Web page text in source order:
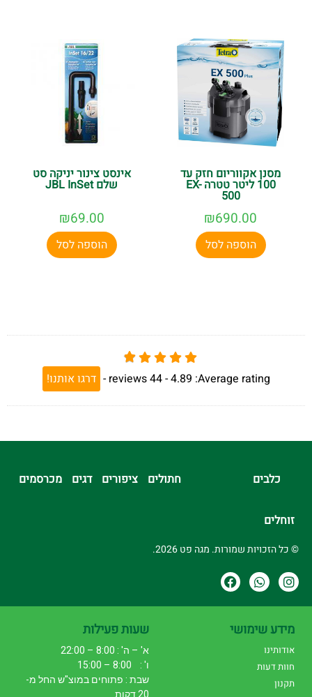
מסנן אקווריום חזק עד
100 ליטר טטרה EX-
500
₪690.00
הוספה לסל
אינסט צינור יניקה סט
שלם JBL InSet
₪69.00
הוספה לסל
Average rating:
4.89 -
44
reviews
- דרגו אותנו!
כלבים חתולים ציפורים דגים מכרסמים
זוחלים
© כל הזכויות שמורות. מגה פט 2026.
מידע שימושי
אודותינו
חוות דעות
תקנון
שעות פעילות
א' – ה' : 8:00 – 22:00
ו' : 8:00 – 15:00
שבת : פתוחים במוצ"ש החל מ-